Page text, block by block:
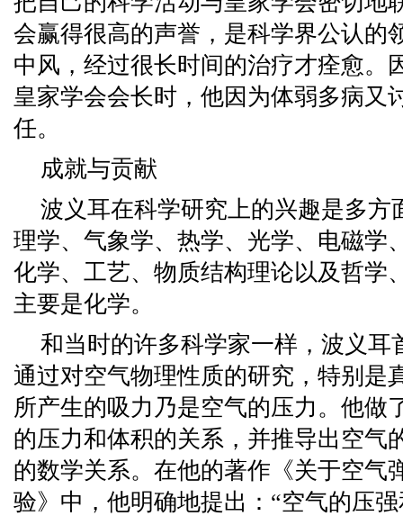
会赢得很高的声誉，是科学界公认的
中风，经过很长时间的治疗才痊愈。
皇家学会会长时，他因为体弱多病又
任。
成就与贡献
波义耳在科学研究上的兴趣是多方
理学、气象学、热学、光学、电磁学
化学、工艺、物质结构理论以及哲学
主要是化学。
和当时的许多科学家一样，波义耳
通过对空气物理性质的研究，特别是
所产生的吸力乃是空气的压力。他做
的压力和体积的关系，并推导出空气
的数学关系。在他的著作《关于空气
验》中，他明确地提出：“空气的压